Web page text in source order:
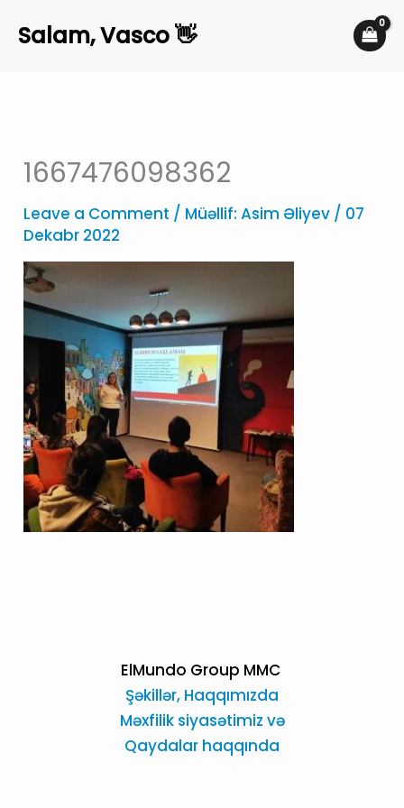
Salam, Vasco 👋
1667476098362
Leave a Comment / Müəllif:Asim Əliyev / 07
Dekabr 2022
ElMundo Group MMC
Şəkillər, Haqqımızda
Məxfilik siyasətimiz və
Qaydalar haqqında